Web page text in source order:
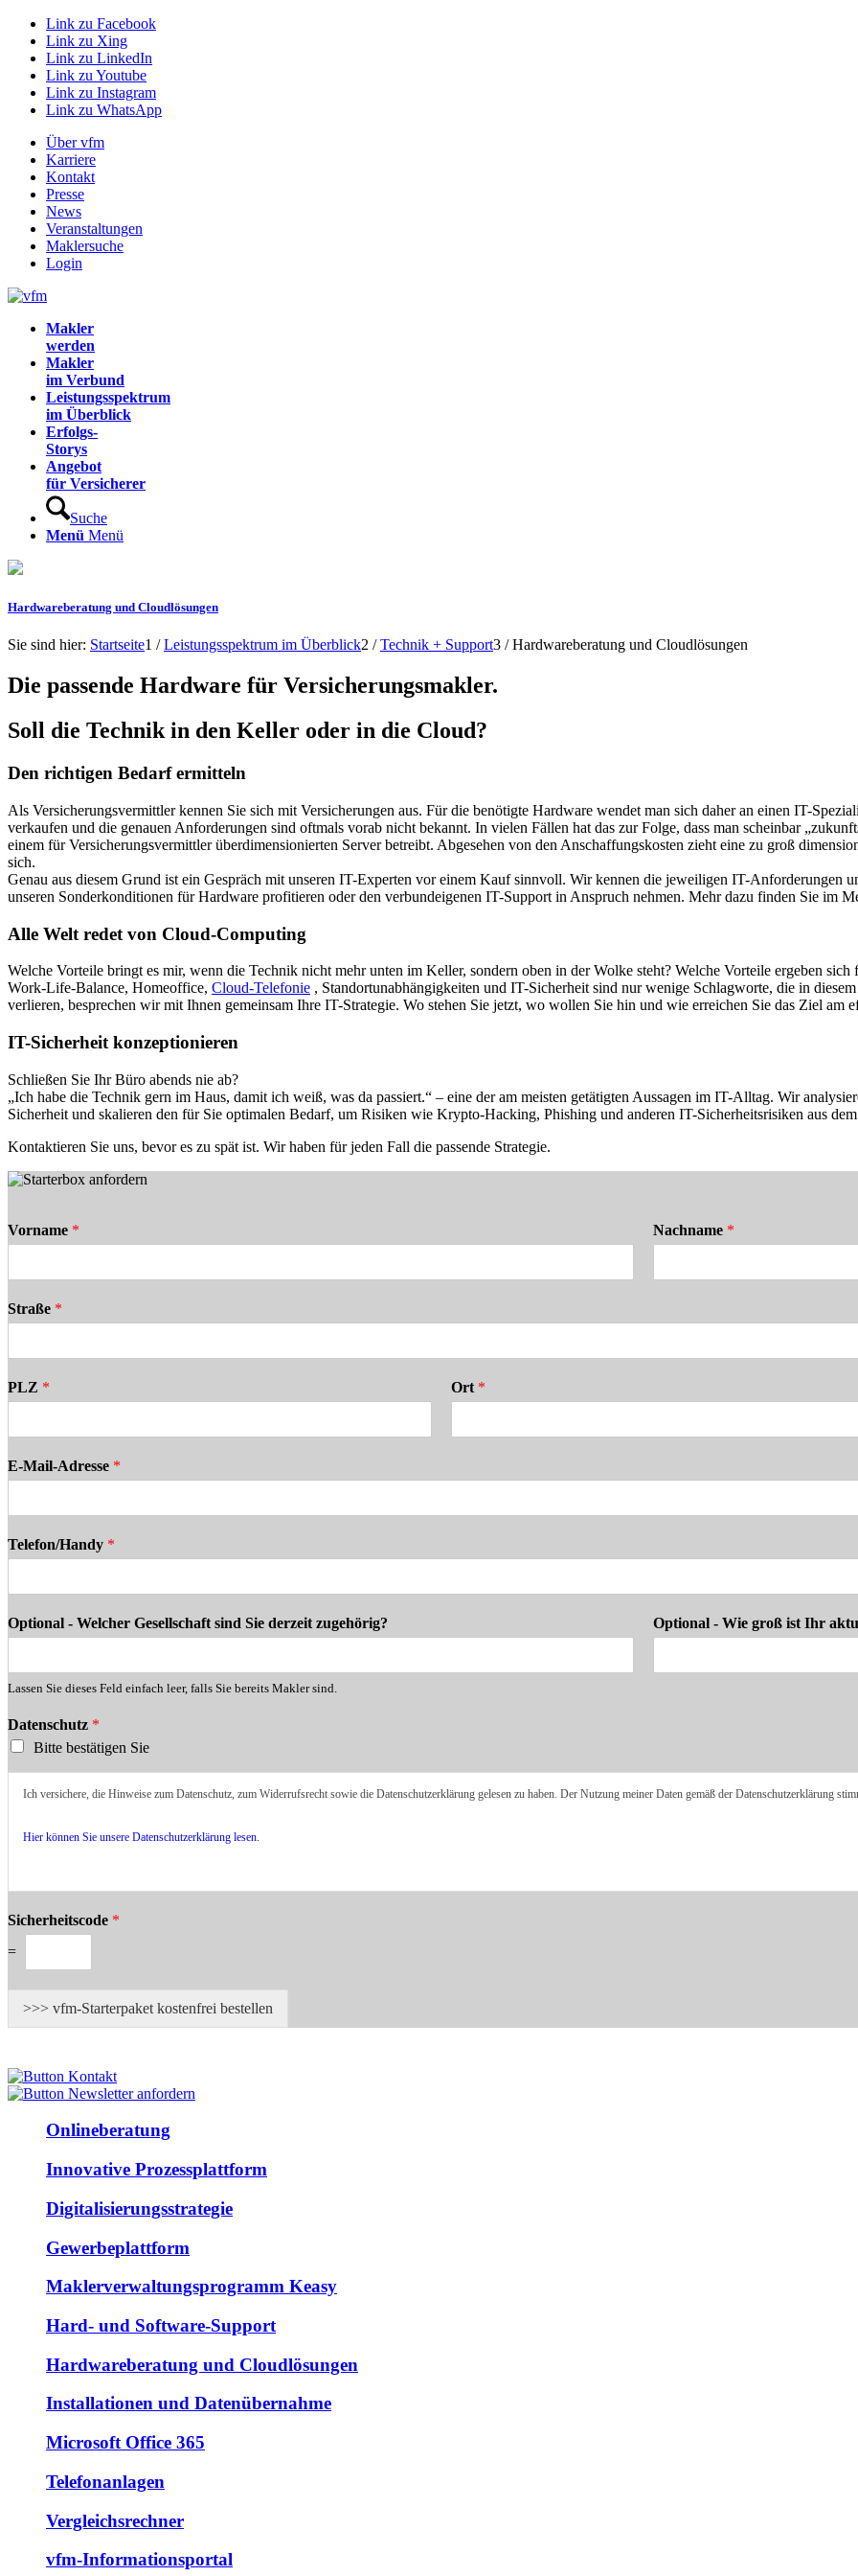
Link zu Facebook
Link zu Xing
Link zu LinkedIn
Link zu Youtube
Link zu Instagram
Link zu WhatsApp
Über vfm
Karriere
Kontakt
Presse
News
Veranstaltungen
Maklersuche
Login
Makler
werden
Makler
im Verbund
Leistungsspektrum
im Überblick
Erfolgs-
Storys
Angebot
für Versicherer
Suche
Menü Menü
Hardwareberatung und Cloudlösungen
Sie sind hier: Startseite1 / Leistungsspektrum im Überblick2 / Technik + Support3 / Hardwareberatung und Cloudlösungen
Die passende Hardware für Versicherungsmakler.
Soll die Technik in den Keller oder in die Cloud?
Den richtigen Bedarf ermitteln
Als Versicherungsvermittler kennen Sie sich mit Versicherungen aus. Für die benötigte Hardware wendet man sich daher an einen IT-
verkaufen und die genauen Anforderungen sind oftmals vorab nicht bekannt. In vielen Fällen hat das zur Folge, dass man scheinbar
einem für Versicherungsvermittler überdimensionierten Server betreibt. Abgesehen von den Anschaffungskosten zieht eine zu groß
sich.
Genau aus diesem Grund ist ein Gespräch mit unseren IT-Experten vor einem Kauf sinnvoll. Wir kennen die jeweiligen IT-Anforderungen
unseren Sonderkonditionen für Hardware profitieren oder den verbundeigenen IT-Support in Anspruch nehmen. Mehr dazu finden Sie im
Alle Welt redet von Cloud-Computing
Welche Vorteile bringt es mir, wenn die Technik nicht mehr unten im Keller, sondern oben in der Wolke steht? Welche Vorteile ergeben
Work-Life-Balance, Homeoffice, Cloud-Telefonie , Standortunabhängigkeiten und IT-Sicherheit sind nur wenige Schlagworte, die in
verlieren, besprechen wir mit Ihnen gemeinsam Ihre IT-Strategie. Wo stehen Sie jetzt, wo wollen Sie hin und wie erreichen Sie das Ziel am
IT-Sicherheit konzeptionieren
Schließen Sie Ihr Büro abends nie ab?
„Ich habe die Technik gern im Haus, damit ich weiß, was da passiert.“ – eine der am meisten getätigten Aussagen im IT-Alltag. Wir
Sicherheit und skalieren den für Sie optimalen Bedarf, um Risiken wie Krypto-Hacking, Phishing und anderen IT-Sicherheitsrisiken aus
Kontaktieren Sie uns, bevor es zu spät ist. Wir haben für jeden Fall die passende Strategie.
Vorname * Nachname *
Straße *
PLZ * Ort *
E-Mail-Adresse *
Telefon/Handy *
Optional - Welcher Gesellschaft sind Sie derzeit zugehörig?
Lassen Sie dieses Feld einfach leer, falls Sie bereits Makler sind.
Optional - Wie groß ist Ihr
Datenschutz *
Bitte bestätigen Sie
Ich versichere, die Hinweise zum Datenschutz, zum Widerrufsrecht sowie die Datenschutzerklärung gelesen zu haben. Der Nutzung meiner Daten gemäß der Datenschutzerklärung
Hier können Sie unsere Datenschutzerklärung lesen.
Sicherheitscode *
=
>>> vfm-Starterpaket kostenfrei bestellen
Onlineberatung
Innovative Prozessplattform
Digitalisierungsstrategie
Gewerbeplattform
Maklerverwaltungsprogramm Keasy
Hard- und Software-Support
Hardwareberatung und Cloudlösungen
Installationen und Datenübernahme
Microsoft Office 365
Telefonanlagen
Vergleichsrechner
vfm-Informationsportal